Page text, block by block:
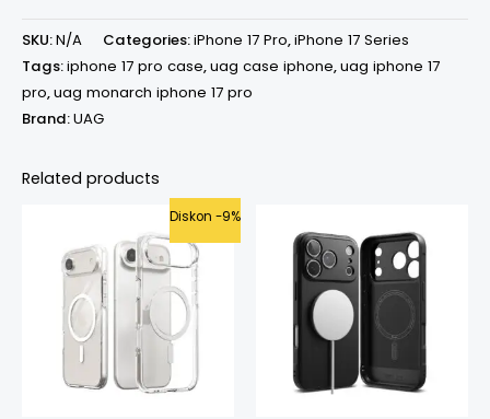
SKU:N/A Categories:iPhone 17 Pro,iPhone 17 Series
Tags:iphone 17 pro case,uag case iphone,uag iphone 17
pro,uag monarch iphone 17 pro
Brand:UAG
Related products
Diskon -9%
Original
price
was:
Rp549.000.
Current
is: